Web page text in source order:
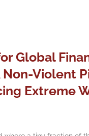
Global
Non-Violent
Extreme